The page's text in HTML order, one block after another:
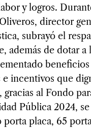
y logros.
director
subrayó el
además de dotar
incentivos que
al Fondo
Pública 2024,
placa, 65